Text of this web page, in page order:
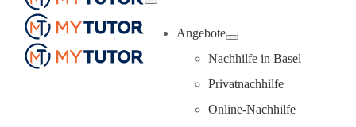
Navigation
Angebote
Nachhilfe in Basel
Privatnachhilfe
Online-Nachhilfe